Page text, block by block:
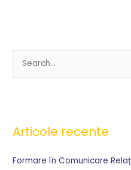
e
c
f
Articole recente
Formare în Comunicare